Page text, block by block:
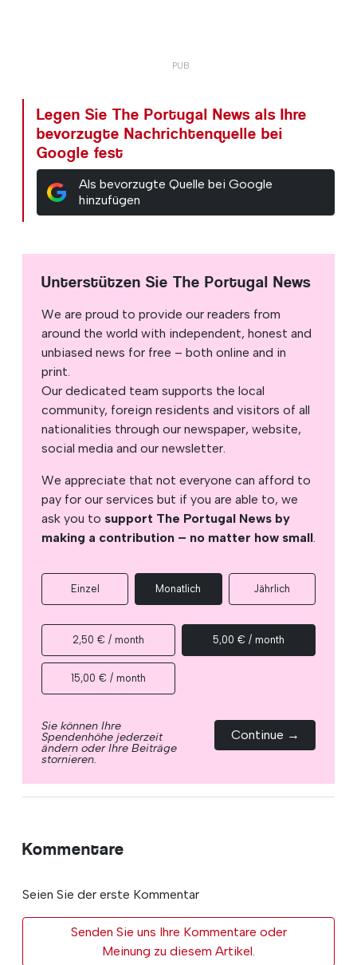
Legen Sie The Portugal News als Ihre
bevorzugte Nachrichtenquelle bei
Google fest
Als bevorzugte Quelle bei Google
hinzufügen
Unterstützen Sie The Portugal News
We are proud to provide our readers from
around the world with independent, honest and
unbiased news for free – both online and in
print.
Our dedicated team supports the local
community, foreign residents and visitors of all
nationalities through our newspaper, website,
social media and our newsletter.
We appreciate that not everyone can afford to
pay for our services but if you are able to, we
ask you to support The Portugal News by
making a contribution – no matter how small.
Einzel Monatlich Jährlich
2,50 € / month 5,00 € / month
15,00 € / month
Sie können Ihre
Spendenhöhe jederzeit
ändern oder Ihre Beiträge
stornieren.
Continue →
Kommentare
Seien Sie der erste Kommentar
Senden Sie uns Ihre Kommentare oder
Meinung zu diesem Artikel.